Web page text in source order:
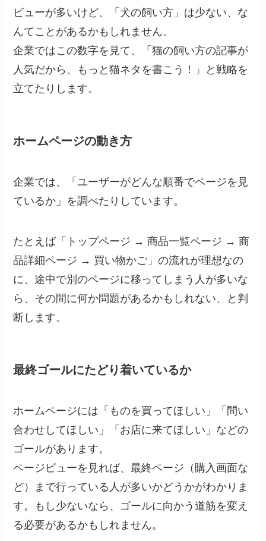
ビューが多いけど、「犬の飼い方」は少ない、な
んてことがあるかもしれません。
企業ではこの数字を見て、「猫の飼い方の記事が
人気だから、もっと猫ネタを書こう！」と戦略を
立てたりします。
ホームページの動き方
企業では、「ユーザーがどんな順番でページを見
ているか」を調べたりしています。
たとえば「トップページ → 商品一覧ページ → 商
品詳細ページ → 買い物かご」の流れが理想なの
に、途中で別のページに移ってしまう人が多いな
ら、その間に何か問題があるかもしれない、と判
断します。
最終ゴールにたどり着いているか
ホームページには「ものを買ってほしい」「問い
合わせしてほしい」「お店に来てほしい」などの
ゴールがあります。
ページビューを見れば、最終ページ（購入画面な
ど）まで行っている人が多いかどうかがわかりま
す。もし少ないなら、ゴールに向かう道筋を変え
る必要があるかもしれません。